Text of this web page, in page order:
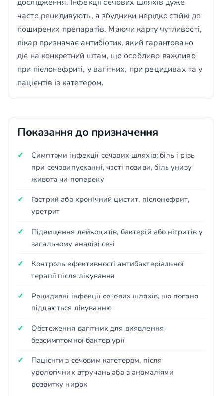
дослідження. Інфекції сечових шляхів дуже
часто рецидивують, а збудники нерідко стійкі до
поширених препаратів. Маючи карту чутливості,
лікар призначає антибіотик, який гарантовано
діє на конкретний штам, що особливо важливо
при пієлонефриті, у вагітних, при рецидивах та у
пацієнтів із катетером.
Показання до призначення
Симптоми інфекції сечових шляхів: біль і різь
при сечовипусканні, часті позиви, біль унизу
живота чи попереку
Гострий або хронічний цистит, пієлонефрит,
уретрит
Підвищення лейкоцитів, бактерій або нітритів у
загальному аналізі сечі
Контроль ефективності антибактеріальної
терапії після лікування
Рецидивні інфекції сечових шляхів, що погано
піддаються лікуванню
Обстеження вагітних для виявлення
безсимптомної бактеріурії
Пацієнти з сечовим катетером, після
урологічних втручань або з аномаліями
розвитку нирок